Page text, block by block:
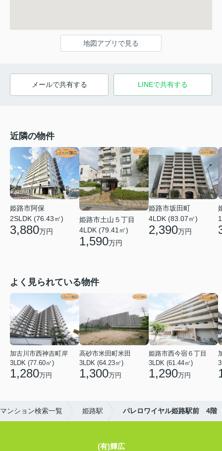
地図アプリで見る
メールで共有する LINEで共有する
近隣の物件
姫路市阿保
2SLDK (76.43㎡)
3,880万円
姫路市土山５丁目
4LDK (79.41㎡)
1,590万円
姫路市坂田町
4LDK (83.07㎡)
2,390万円
よく見られている物件
加古川市西神吉町岸
3LDK (77.60㎡)
1,280万円
高砂市米田町米田
3LDK (64.23㎡)
1,300万円
姫路市西今宿６丁目
3LDK (61.44㎡)
1,290万円
ンション検索一覧 姫路駅 パレロワイヤル姫路駅前 4階
(有)輝広